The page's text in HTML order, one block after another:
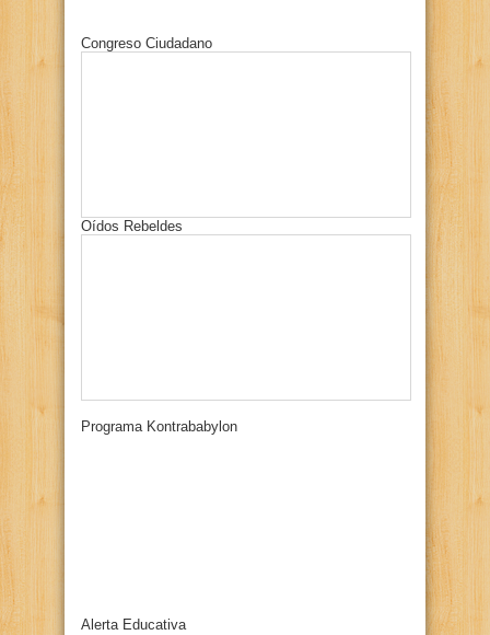
Congreso Ciudadano
Oídos Rebeldes
Programa Kontrababylon
Alerta Educativa